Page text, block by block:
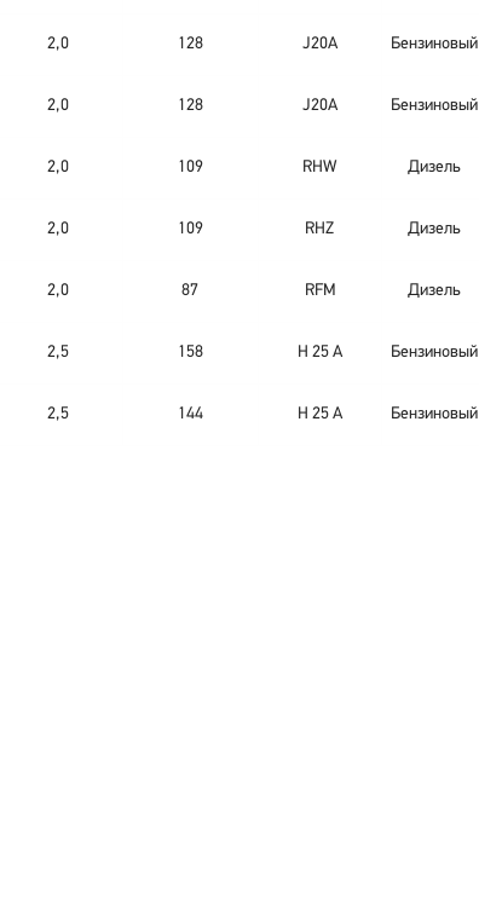
2,0 128 J20A Бензиновый
2,0 128 J20A Бензиновый
2,0 109 RHW Дизель
2,0 109 RHZ Дизель
2,0 87 RFM Дизель
2,5 158 H 25 A Бензиновый
2,5 144 H 25 A Бензиновый